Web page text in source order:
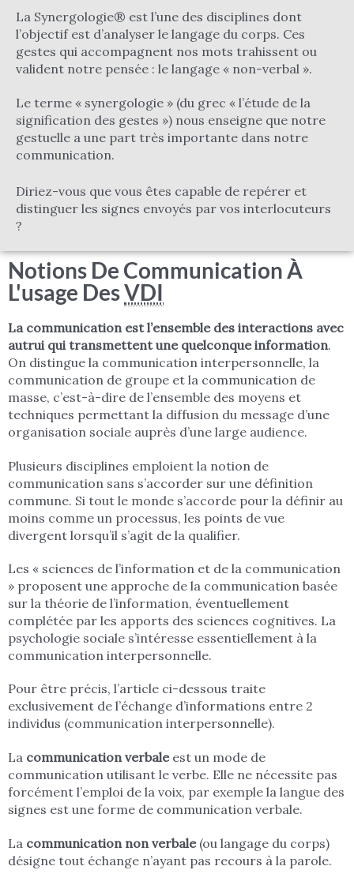
La Synergologie® est l’une des disciplines dont
l’objectif est d’analyser le langage du corps. Ces
gestes qui accompagnent nos mots trahissent ou
valident notre pensée : le langage « non-verbal ».
Le terme « synergologie » (du grec « l’étude de la
signification des gestes ») nous enseigne que notre
gestuelle a une part très importante dans notre
communication.
Diriez-vous que vous êtes capable de repérer et
distinguer les signes envoyés par vos interlocuteurs
?
Notions De Communication À
L'usage DesVDI
La communication est l’ensemble des interactions avec
autrui qui transmettent une quelconque information.
On distingue la communication interpersonnelle, la
communication de groupe et la communication de
masse, c’est-à-dire de l’ensemble des moyens et
techniques permettant la diffusion du message d’une
organisation sociale auprès d’une large audience.
Plusieurs disciplines emploient la notion de
communication sans s’accorder sur une définition
commune. Si tout le monde s’accorde pour la définir au
moins comme un processus, les points de vue
divergent lorsqu’il s’agit de la qualifier.
Les « sciences de l’information et de la communication
» proposent une approche de la communication basée
sur la théorie de l’information, éventuellement
complétée par les apports des sciences cognitives. La
psychologie sociale s’intéresse essentiellement à la
communication interpersonnelle.
Pour être précis, l’article ci-dessous traite
exclusivement de l’échange d’informations entre 2
individus (communication interpersonnelle).
La communication verbaleest un mode de
communication utilisant le verbe. Elle ne nécessite pas
forcément l’emploi de la voix, par exemple la langue des
signes est une forme de communication verbale.
La communication non verbale(ou langage du corps)
désigne tout échange n’ayant pas recours à la parole.